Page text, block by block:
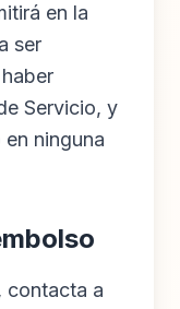
en la
ser
Servicio, y
ninguna
contacta a